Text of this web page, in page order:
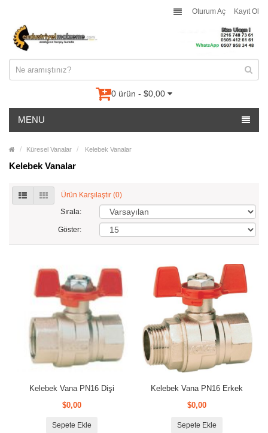
Oturum Aç Kayıt Ol
0 ürün - $0,00
MENU
Küresel Vanalar Kelebek Vanalar
Kelebek Vanalar
Ürün Karşılaştır (0)
Sırala:
Göster:
Kelebek Vana PN16 Dişi
$0,00
Sepete Ekle
Kelebek Vana PN16 Erkek
$0,00
Sepete Ekle